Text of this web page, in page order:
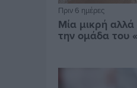
Πριν 6 ημέρες
Μία μικρή
την ομάδα του